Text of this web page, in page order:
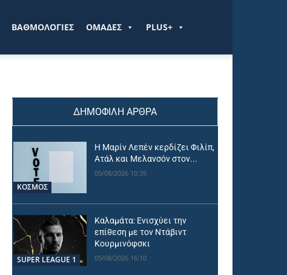
ΒΑΘΜΟΛΟΓΙΕΣ ΟΜΑΔΕΣ PLUS+
ΔΗΜΟΦΙΛΗ ΑΡΘΡΑ
ΚΟΣΜΟΣ
Η Μαρίν Λεπέν κερδίζει Φιλίπ,
Ατάλ και Μελανσόν στον...
05/08/2026 10:35
SUPER LEAGUE 1
Καλαμάτα: Ενισχύει την
επίθεση με τον Ντάβιντ
Κουρμινόφσκι
05/08/2026 16:10